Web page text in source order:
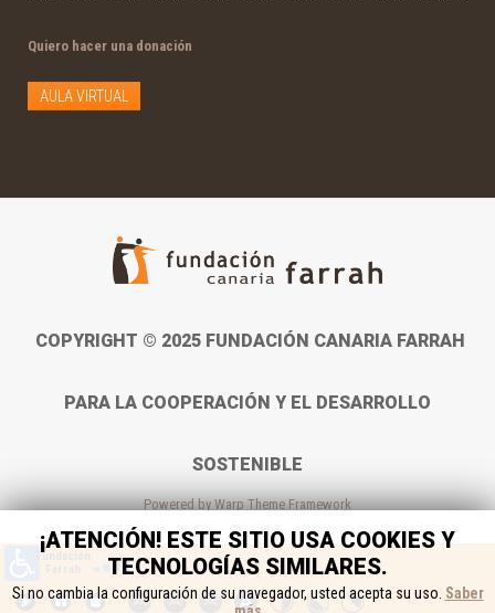
Quiero hacer una donación
AULA VIRTUAL
COPYRIGHT © 2025 FUNDACIÓN CANARIA FARRAH
PARA LA COOPERACIÓN Y EL DESARROLLO
SOSTENIBLE
¡ATENCIÓN! ESTE SITIO USA COOKIES Y
TECNOLOGÍAS SIMILARES.
Si no cambia la configuración de su navegador, usted acepta su uso. Saber
Powered byWarp Theme Framework